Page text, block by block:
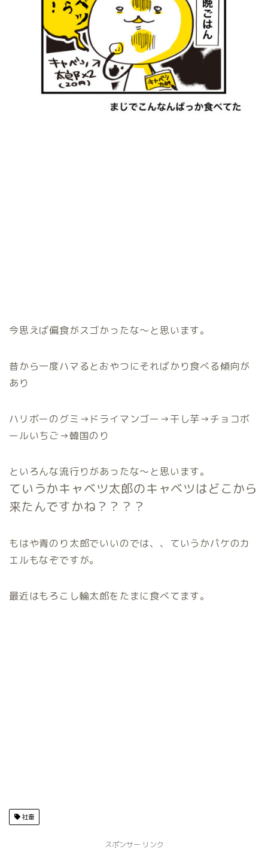
今思えば偏食がスゴかったな〜と思います。
昔から一度ハマるとおやつにそればかり食べる傾向が
あり
ハリボーのグミ→ドライマンゴー→干し芋→チョコボ
ールいちご→韓国のり
といろんな流行りがあったな〜と思います。
ていうかキャベツ太郎のキャベツはどこから
来たんですかね？？？？
もはや青のり太郎でいいのでは、、ていうかパケのカ
エルもなぞですが。
最近はもろこし輪太郎をたまに食べてます。
社畜
スポンサー リンク